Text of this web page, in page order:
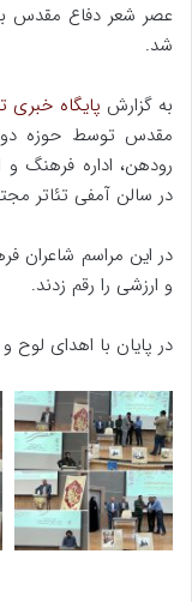
عصر شعر دفاع مقدس
شد.
ب️ه گزارش پایگاه خبری
مقدس توسط حوزه دو
رودهن، اداره فرهنگ
در سالن آمفی تئاتر
️در این مراسم شاعران
و ارزشی را رقم زدند.
️در پایان با اهدای